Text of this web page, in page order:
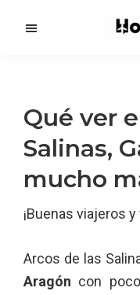
principal
Qué ver
Salinas,
mucho
¡Buenas viajeros
Arcos de las
Aragón con